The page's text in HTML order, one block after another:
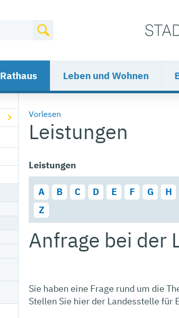
Rathaus Leben und Wohnen
Vorlesen
Leistungen
Leistungen
A B C D E F G H
Z
Anfrage bei der
Sie haben eine Frage rund um die
Stellen Sie hier der Landesstelle für